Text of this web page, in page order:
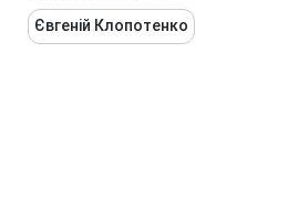
Євгеній Клопотенко